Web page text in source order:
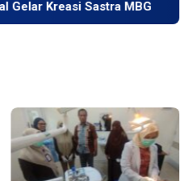
Kreasi Sastra MBG